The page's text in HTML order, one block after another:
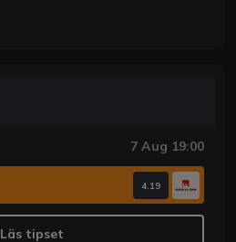
7 Aug 19:00
4.19
Läs tipset